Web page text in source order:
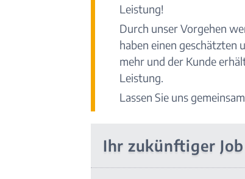
Leistung!
Durch unser Vorgehen
haben einen
mehr und der Kunde
Leistung.
Lassen Sie uns gemeinsam
Ihr zukünftiger Job